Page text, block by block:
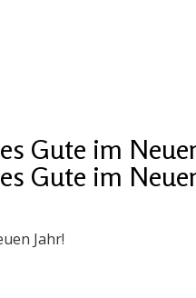
Gute im
Gute im
Jahr!